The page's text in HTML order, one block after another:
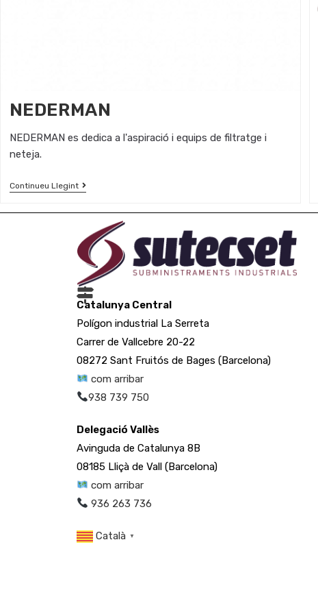
NEDERMAN
NEDERMAN es dedica a l'aspiració i equips de filtratge i
neteja.
Continueu Llegint
Catalunya Central
Polígon industrial La Serreta
Carrer de Vallcebre 20-22
08272 Sant Fruitós de Bages (Barcelona)
com arribar
938 739 750
Delegació Vallès
Avinguda de Catalunya 8B
08185 Lliçà de Vall (Barcelona)
com arribar
936 263 736
Català ▼